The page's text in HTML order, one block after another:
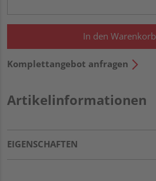
In den Warenkorb
Komplettangebot anfragen
Artikelinformationen
EIGENSCHAFTEN